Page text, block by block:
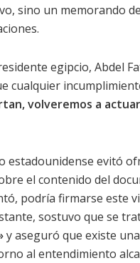
sino un memorando de
egipcio, Abdel
cualquier
volveremos a
estadounidense evitó
el contenido del
podría firmarse este
sostuvo que se
y aseguró que existe
al entendimiento